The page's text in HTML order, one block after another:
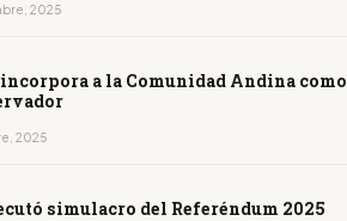
2025
a la Comunidad Andina como
2025
simulacro del Referéndum 2025